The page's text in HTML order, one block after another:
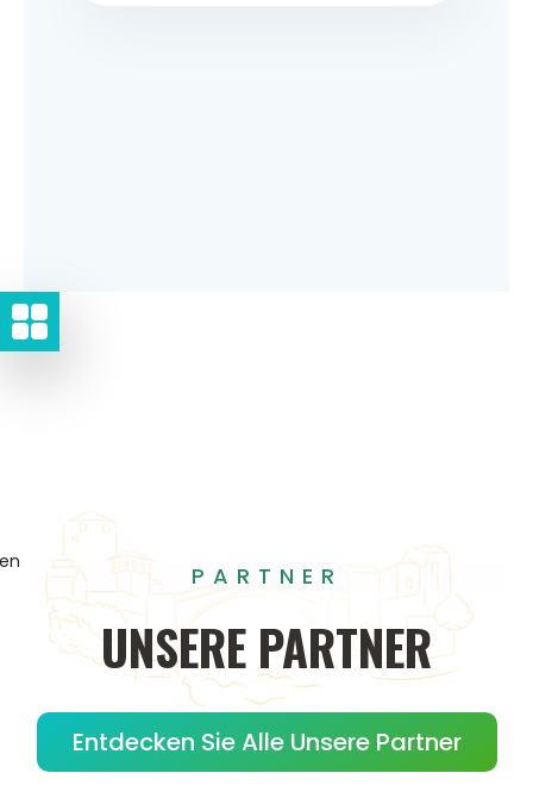
PARTNER
UNSERE PARTNER
Entdecken Sie Alle Unsere Partner